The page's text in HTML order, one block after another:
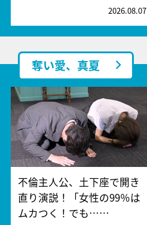
2026.08.07
奪い愛、真夏
不倫主人公、土下座で開き
直り演説！「女性の99％は
ムカつく！でも……